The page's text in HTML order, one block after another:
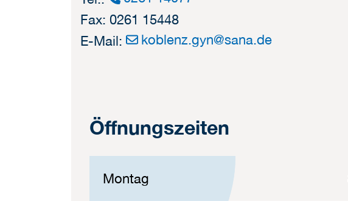
Fax: 0261 15448
E-Mail:
koblenz.gyn@sana.de
Öffnungszeiten
Montag